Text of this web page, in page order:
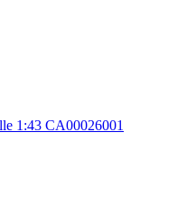
1:43 CA00026001